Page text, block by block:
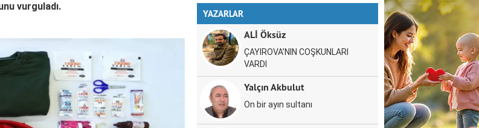
vurguladı.
YAZARLAR
ALİ Öksüz
ÇAYIROVA’NIN COŞKUNLARI
VARDI
Yalçın Akbulut
On bir ayın sultanı